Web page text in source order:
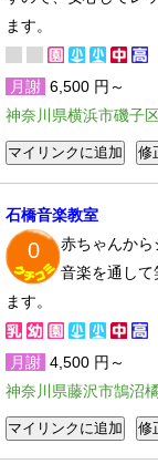
ます。
月謝 6,500 円～
神奈川県横浜市磯子
石橋音楽教室
0
赤ちゃんか
音楽を通し
ます。
月謝 4,500 円～
神奈川県藤沢市鵠沼